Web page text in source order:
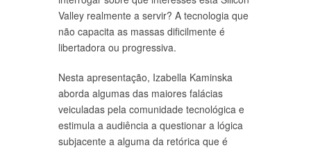
Valley realmente a servir? A tecnologia que
não capacita as massas dificilmente é
libertadora ou progressiva.
Nesta apresentação, Izabella Kaminska
aborda algumas das maiores falácias
veiculadas pela comunidade tecnológica e
estimula a audiência a questionar a lógica
subjacente a alguma da retórica que é